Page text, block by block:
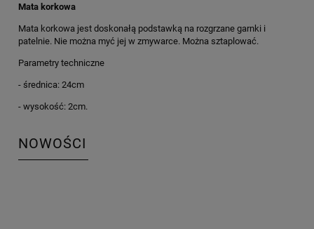
Mata korkowa
Mata korkowa jest doskonałą podstawką na rozgrzane garnki i
patelnie. Nie można myć jej w zmywarce. Można sztaplować.
Parametry techniczne
- średnica: 24cm
- wysokość: 2cm.
NOWOŚCI